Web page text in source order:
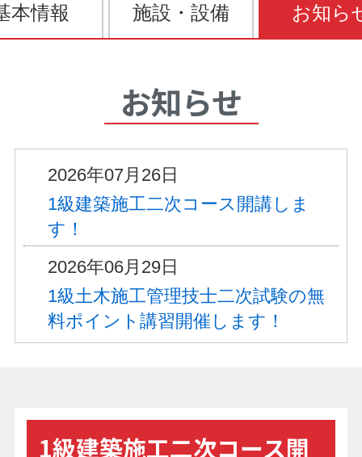
本情報 施設・設備 お知ら
お知らせ
2026年07月26日
1級建築施工二次コース開講しま
す！
2026年06月29日
1級土木施工管理技士二次試験の無
料ポイント講習開催します！
1級建築施工二次コース開